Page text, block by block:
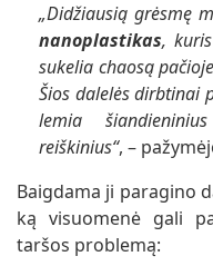
„Didžiausią grėsmę
nanoplastikas,
sukelia chaosą
Šios dalelės dirbtinai
lemia
reiškinius“, –
Baigdama ji paragino
ką visuomenė gali
taršos problemą: